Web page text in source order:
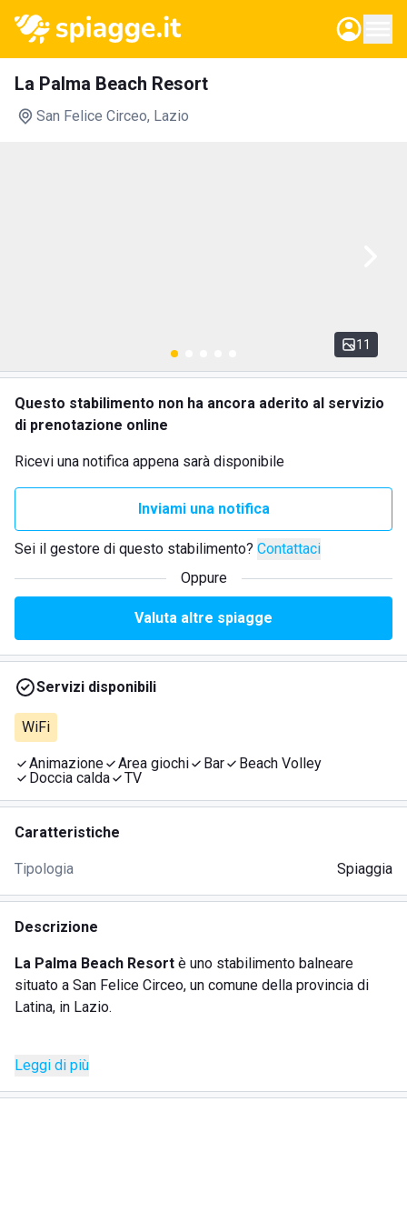
La Palma Beach Resort
San Felice Circeo, Lazio
11
Questo stabilimento non ha ancora aderito al servizio
di prenotazione online
Ricevi una notifica appena sarà disponibile
Inviami una notifica
Sei il gestore di questo stabilimento? Contattaci
Oppure
Valuta altre spiagge
Servizi disponibili
WiFi
Animazione Area giochi Bar
Beach Volley
Doccia calda
TV
Caratteristiche
Tipologia Spiaggia
Descrizione
La Palma Beach Resort è uno stabilimento balneare
situato a San Felice Circeo, un comune della provincia di
Latina, in Lazio.
luogo dalla bellezza struggente, con una
spettacolaresul Monte Circeo.
Leggi di più